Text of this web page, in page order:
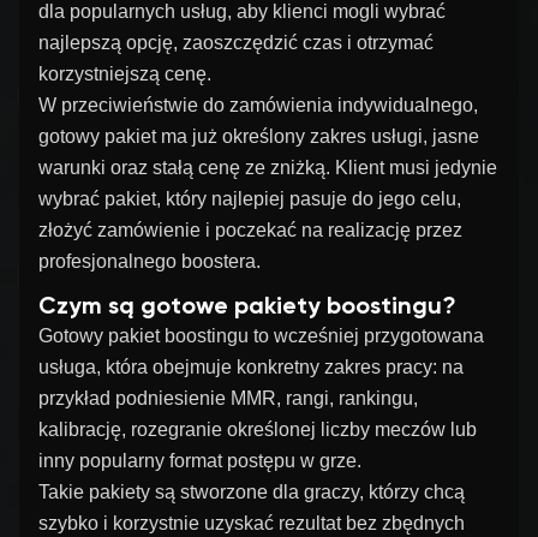
dla popularnych usług, aby klienci mogli wybrać
najlepszą opcję, zaoszczędzić czas i otrzymać
korzystniejszą cenę.
W przeciwieństwie do zamówienia indywidualnego,
gotowy pakiet ma już określony zakres usługi, jasne
warunki oraz stałą cenę ze zniżką. Klient musi jedynie
wybrać pakiet, który najlepiej pasuje do jego celu,
złożyć zamówienie i poczekać na realizację przez
profesjonalnego boostera.
Czym są gotowe pakiety boostingu?
Gotowy pakiet boostingu to wcześniej przygotowana
usługa, która obejmuje konkretny zakres pracy: na
przykład podniesienie MMR, rangi, rankingu,
kalibrację, rozegranie określonej liczby meczów lub
inny popularny format postępu w grze.
Takie pakiety są stworzone dla graczy, którzy chcą
szybko i korzystnie uzyskać rezultat bez zbędnych